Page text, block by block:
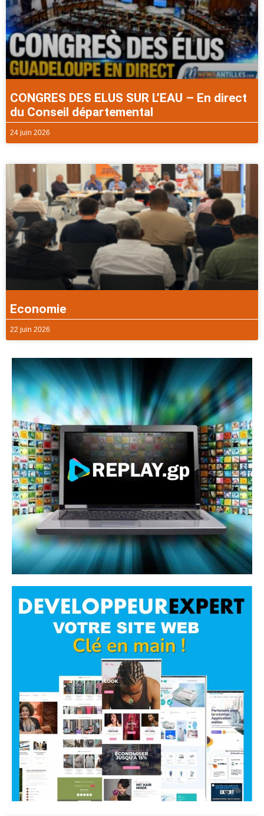
CONGRES DES ELUS SUR L’EAU – En direct
du Conseil départemental
24 juin 2026
Economie
22 juin 2026